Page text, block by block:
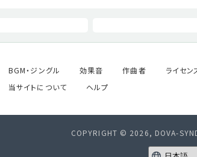
BGM・ジングル 効果音 作曲者 ライセン
当サイトについて
ヘルプ
COPYRIGHT © 2026, DOVA-